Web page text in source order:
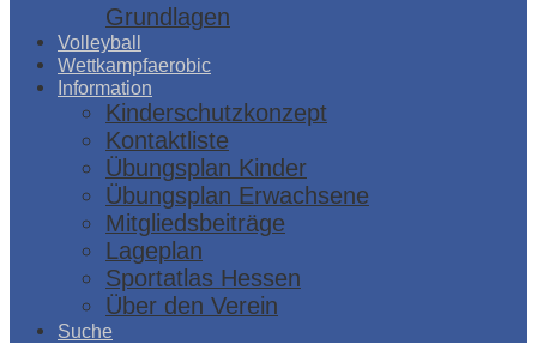
Grundlagen
Volleyball
Wettkampfaerobic
Information
Kinderschutzkonzept
Kontaktliste
Übungsplan Kinder
Übungsplan Erwachsene
Mitgliedsbeiträge
Lageplan
Sportatlas Hessen
Über den Verein
Suche